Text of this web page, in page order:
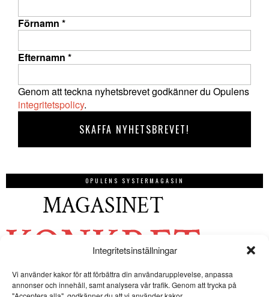
Integritetsinställningar
Vi använder kakor för att förbättra din användarupplevelse, anpassa
annonser och innehåll, samt analysera vår trafik. Genom att trycka på
Förnamn *
Efternamn *
Genom att teckna nyhetsbrevet godkänner du Opulens
integritetspolicy.
OPULENS SYSTERMAGASIN